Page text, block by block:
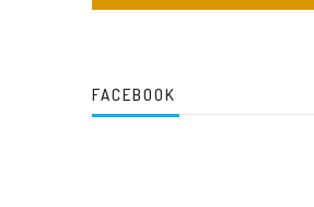
FACEBOOK